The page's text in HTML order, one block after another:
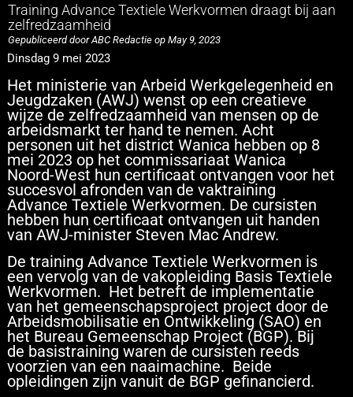
Training Advance Textiele Werkvormen draagt bij aan
zelfredzaamheid
Gepubliceerd door ABC Redactie op May 9, 2023
Dinsdag 9 mei 2023
Het ministerie van Arbeid Werkgelegenheid en
Jeugdzaken (AWJ) wenst op een creatieve
wijze de zelfredzaamheid van mensen op de
arbeidsmarkt ter hand te nemen. Acht
personen uit het district Wanica hebben op 8
mei 2023 op het commissariaat Wanica
Noord-West hun certificaat ontvangen voor het
succesvol afronden van de vaktraining
Advance Textiele Werkvormen. De cursisten
hebben hun certificaat ontvangen uit handen
van AWJ-minister Steven Mac Andrew.
De training Advance Textiele Werkvormen is
een vervolg van de vakopleiding Basis Textiele
Werkvormen. Het betreft de implementatie
van het gemeenschapsproject project door de
Arbeidsmobilisatie en Ontwikkeling (SAO) en
het Bureau Gemeenschap Project (BGP). Bij
de basistraining waren de cursisten reeds
voorzien van een naaimachine. Beide
opleidingen zijn vanuit de BGP gefinancierd.